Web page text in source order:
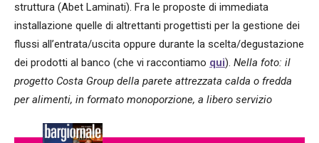
struttura (Abet Laminati). Fra le proposte di immediata
installazione quelle di altrettanti progettisti per la gestione dei
flussi all’entrata/uscita oppure durante la scelta/degustazione
dei prodotti al banco (che vi raccontiamo qui). Nella foto: il
progetto Costa Group della parete attrezzata calda o fredda
per alimenti, in formato monoporzione, a libero servizio